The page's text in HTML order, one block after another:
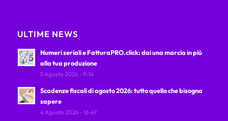
ULTIME NEWS
Numeri seriali e FatturaPRO.click: dai una marcia in più
alla tua produzione
5 Agosto 2026 - 9:14
Scadenze fiscali di agosto 2026: tutto quello che bisogna
sapere
4 Agosto 2026 - 16:47